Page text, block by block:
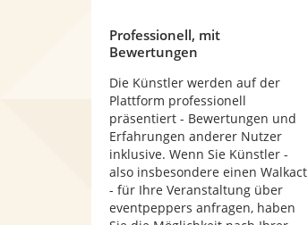
Professionell, mit
Bewertungen
Die Künstler werden auf der
Plattform professionell
präsentiert - Bewertungen und
Erfahrungen anderer Nutzer
inklusive. Wenn Sie Künstler -
also insbesondere einen Walkact
- für Ihre Veranstaltung über
eventpeppers anfragen, haben